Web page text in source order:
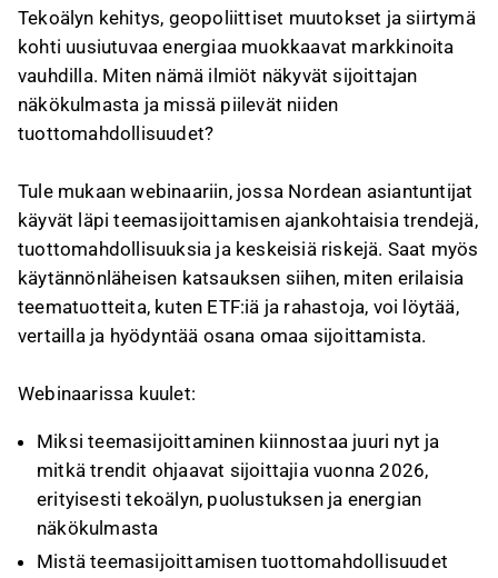
Tekoälyn kehitys, geopoliittiset muutokset ja siirtymä
kohti uusiutuvaa energiaa muokkaavat markkinoita
vauhdilla. Miten nämä ilmiöt näkyvät sijoittajan
näkökulmasta ja missä piilevät niiden
tuottomahdollisuudet?
Tule mukaan webinaariin, jossa Nordean asiantuntijat
käyvät läpi teemasijoittamisen ajankohtaisia trendejä,
tuottomahdollisuuksia ja keskeisiä riskejä. Saat myös
käytännönläheisen katsauksen siihen, miten erilaisia
teematuotteita, kuten ETF:iä ja rahastoja, voi löytää,
vertailla ja hyödyntää osana omaa sijoittamista.
Webinaarissa kuulet:
Miksi teemasijoittaminen kiinnostaa juuri nyt ja
mitkä trendit ohjaavat sijoittajia vuonna 2026,
erityisesti tekoälyn, puolustuksen ja energian
näkökulmasta
Mistä teemasijoittamisen tuottomahdollisuudet